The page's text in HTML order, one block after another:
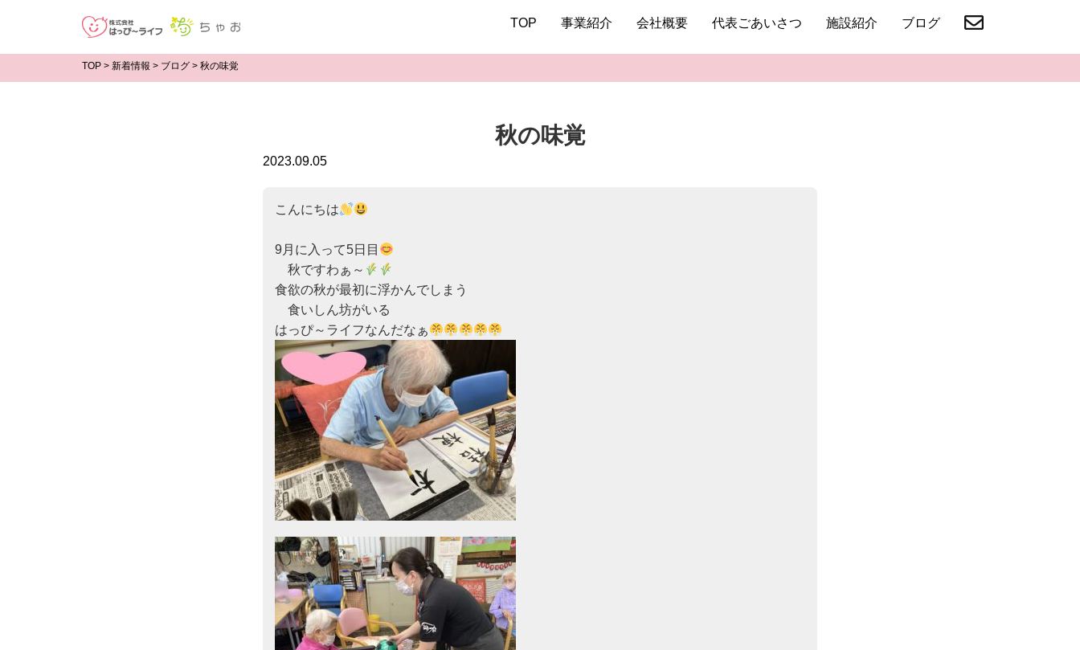
TOP 事業紹介 会社概要 代表ごあいさつ 施設紹介 ブログ
TOP > 新着情報 > ブログ > 秋の味覚
秋の味覚
2023.09.05
こんにちは
9月に入って5日目
秋ですわぁ～
食欲の秋が最初に浮かんでしまう
食いしん坊がいる
はっぴ～ライフなんだなぁ